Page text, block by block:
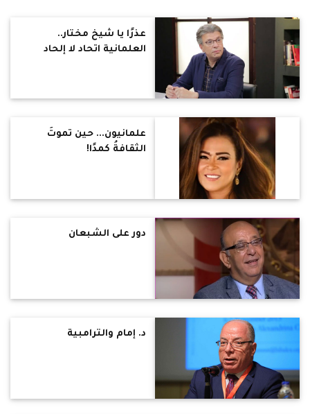
عذرًا يا شيخ مختار..
العلمانية اتحاد لا إلحاد
علمانيون... حين تموتُ
الثقافةُ كمدًا!
دور على الشبعان
د. إمام والترامبية